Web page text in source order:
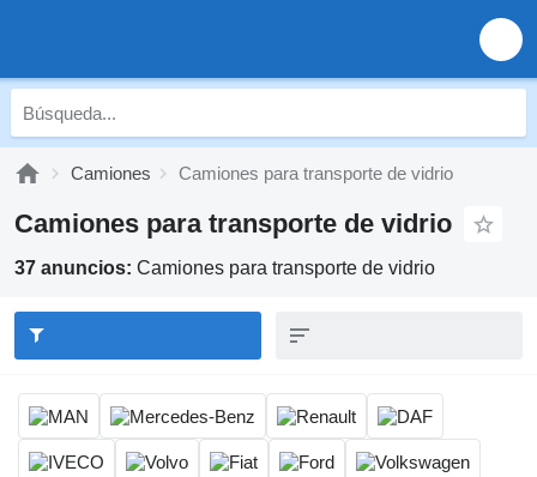
Camiones Camiones para transporte de vidrio
Camiones para transporte de vidrio
37 anuncios: Camiones para transporte de vidrio